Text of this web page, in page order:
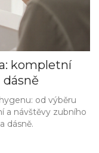
kompletní
dásně
od výběru
a návštěvy zubního
dásně.